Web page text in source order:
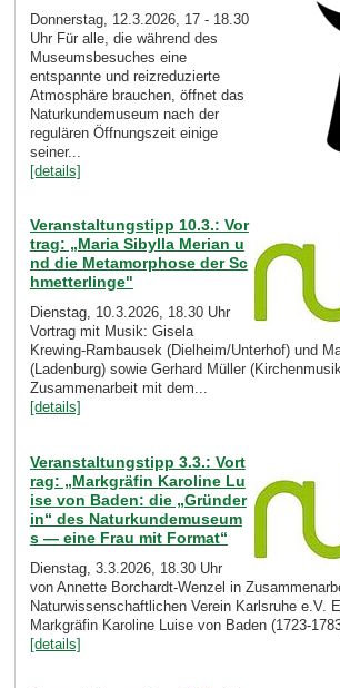
Donnerstag, 12.3.2026, 17 - 18.30
Uhr Für alle, die während des
Museumsbesuches eine
entspannte und reizreduzierte
Atmosphäre brauchen, öffnet das
Naturkundemuseum nach der
regulären Öffnungszeit einige
seiner...
[details]
Veranstaltungstipp 10.3.: Vor
trag: „Maria Sibylla Merian u
nd die Metamorphose der Sc
hmetterlinge"
Dienstag, 10.3.2026, 18.30 Uhr
Vortrag mit Musik: Gisela
Krewing-Rambausek (Dielheim/Unterhof) und
(Ladenburg) sowie Gerhard Müller
Zusammenarbeit mit dem...
[details]
Veranstaltungstipp 3.3.: Vort
rag: „Markgräfin Karoline Lu
ise von Baden: die „Gründer
in“ des Naturkundemuseum
s — eine Frau mit Format“
Dienstag, 3.3.2026, 18.30 Uhr
von Annette Borchardt-Wenzel in
Naturwissenschaftlichen Verein Karlsruhe e.V.
Markgräfin Karoline Luise von Baden (1723-
[details]